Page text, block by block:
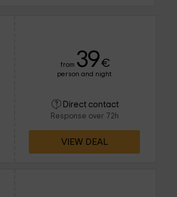
from 39€
person and night
Direct contact
Response over 72h
VIEW DEAL